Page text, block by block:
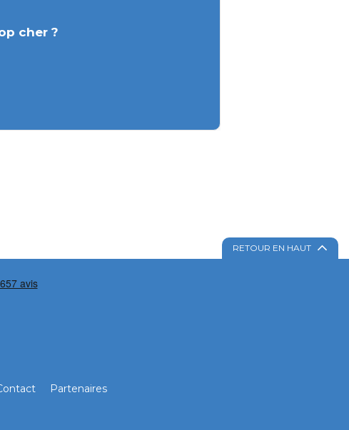
cher ?
RETOUR EN HAUT
Partenaires